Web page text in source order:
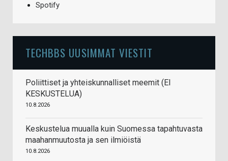
Spotify
TECHBBS UUSIMMAT VIESTIT
Poliittiset ja yhteiskunnalliset meemit (EI
KESKUSTELUA)
10.8.2026
Keskustelua muualla kuin Suomessa tapahtuvasta
maahanmuutosta ja sen ilmiöistä
10.8.2026